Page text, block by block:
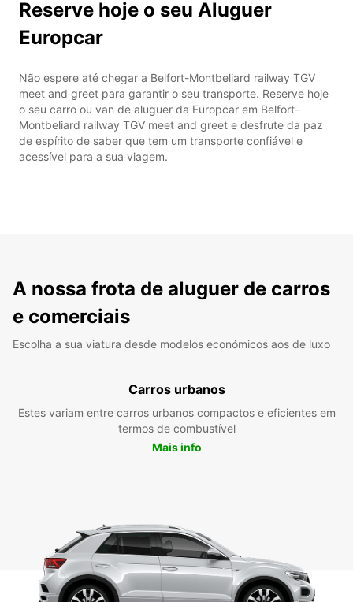
Reserve hoje o seu Aluguer
Europcar
Não espere até chegar a Belfort-Montbeliard railway TGV
meet and greet para garantir o seu transporte. Reserve hoje
o seu carro ou van de aluguer da Europcar em Belfort-
Montbeliard railway TGV meet and greet e desfrute da paz
de espírito de saber que tem um transporte confiável e
acessível para a sua viagem.
A nossa frota de aluguer de carros
e comerciais
Escolha a sua viatura desde modelos económicos aos de luxo
Carros urbanos
Estes variam entre carros urbanos compactos e eficientes em
termos de combustível
Mais info